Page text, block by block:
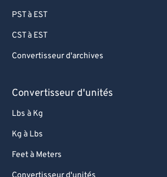
PST à EST
CST à EST
Convertisseur d'archives
Convertisseur d'unités
Lbs à Kg
Kg à Lbs
Feet à Meters